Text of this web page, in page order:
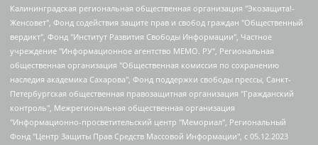
Калининградская региональная общественная организация "Экозащита!-Женсовет", Фонд содействия защите прав и свобод граждан "Общественный вердикт", Фонд "Институт Развития Свободы Информации", Частное учреждение "Информационное агентство МЕМО. РУ", Региональная общественная организация "Общественная комиссия по сохранению наследия академика Сахарова", Фонд поддержки свободы прессы, Санкт-Петербургская общественная правозащитная организация "Гражданский контроль", Межрегиональная общественная организация "Информационно-просветительский центр "Мемориал", Региональный Фонд "Центр Защиты Прав Средств Массовой Информации", с 05.12.2023 Фонд "Центр Защиты Прав Средств массовой информации", Региональная общественная благотворительная организация помощи беженцам и мигрантам "Гражданское содействие", Негосударственное образовательное учреждение дополнительного профессионального образования (повышение квалификации) специалистов "АКАДЕМИЯ ПО ПРАВАМ ЧЕЛОВЕКА", Свердловская региональная общественная организация "Сутяжник", Автономная некоммерческая организация "Центр независимых социологических исследований", Союз общественных объединений "Российский исследовательский центр по правам человека", Региональное общественное учреждение научно-информационный центр "МЕМОРИАЛ", Некоммерческая организация "Фонд защиты гласности", Автономная некоммерческая организация "Институт прав человека", Городская общественная организация "Екатеринбургское общество "МЕМОРИАЛ", Городская общественная организация "Рязанское историко-просветительское и правозащитное общество "Мемориал" (Рязанский Мемориал), Челябинский региональный орган общественной самодеятельности – женское общественное объединение "Женщины Евразии", Челябинский региональный орган общественной самодеятельности "Уральская правозащитная группа", Фонд содействия защите здоровья и социальной справедливости имени Андрея Рылькова, Автономная Некоммерческая Организация "Аналитический Центр Юрия Левады", Автономная некоммерческая организация социальной поддержки населения "Проект Апрель", Региональная общественная организация помощи женщинам и детям, находящимся в кризисной ситуации "Информационно-методический центр "Анна", Фонд содействия развитию массовых коммуникаций и правовому просвещению "Так-так-Так", Фонд содействия устойчивому развитию "Серебряная тайга", Свердловский региональный общественный фонд социальных проектов "Новое время", "Idel.Реалии", Кавказ.Реалии, Крым.Реалии, Телеканал Настоящее Время, Татаро-башкирская служба Радио Свобода (Azatliq Radiosi), Радио Свободная Европа/Радио Свобода (PCE/PC), "Сибирь.Реалии", "Фактограф", Благотворительный фонд помощи осужденным и их семьям, Автономная некоммерческая организация "Институт глобализации и социальных движений", Фонд "В защиту прав заключенных", Частное учреждение "Центр поддержки и содействия развитию средств массовой информации", Пензенский региональный общественный благотворительный фонд "Гражданский союз", "Север.Реалии", Некоммерческая организация Фонд "Правовая инициатива", Общество с ограниченной ответственностью "Радио Свободная Европа/Радио Свобода", Чешское информационное агентство "MEDIUM-ORIENT", Красноярская региональная общественная организация "Мы против СПИДа", Камалягин Денис Николаевич, Маркелов Сергей Евгеньевич, Пономарев Лев Александрович, Савицкая Людмила Алексеевна, Автономная некоммерческая организация "Центр по работе с проблемой насилия "НАСИЛИЮ.НЕТ", Межрегиональный профессиональный союз работников здравоохранения "Альянс врачей", Юридическое лицо, зарегистрированное в Латвийской Республике, SIA "Medusa Project" (регистрационный номер 40103797863, дата регистрации 10.06.2014), Некоммерческая организация "Фонд по борьбе с коррупцией", Автономная некоммерческая организация "Институт права и публичной политики", Баданин Роман Сергеевич, Гликин Максим Александрович, Железнова Мария Михайловна, Лукьянова Юлия Сергеевна, Маетная Елизавета Витальевна, Маняхин Петр Борисович, Чуракова Ольга Владимировна, Ярош Юлия Петровна, Юридическое лицо "The Insider SIA", зарегистрированное в Риге, Латвийская Республика (дата регистрации 26.06.2015), являющееся администратором доменного имени интернет-издания "The Insider SIA", https://theins.ru, Постернак Алексей Евгеньевич, Рубин Михаил Аркадьевич, Анин Роман Александрович, Юридическое лицо Istories fonds, зарегистрированное в Латвийской Республике (регистрационный номер 50008295751, дата регистрации 24.02.2020), Великовский Дмитрий Александрович, Долинина Ирина Николаевна, Мароховская Алеся Алексеевна, Шлейнов Роман Юрьевич, Шмагун Олеся Валентиновна, Общество с ограниченной ответственностью "Альтаир 2021", Общество с ограниченной ответственностью "Вега 2021", Общество с ограниченной ответственностью "Главный редактор 2021", Общество с ограниченной ответственностью "Ромашки монолит", Важенков Артем Валерьевич, Ивановская областная общественная организация "Центр гендерных исследований", Гурман Юрий Альбертович, Медиапроект "ОВД-Инфо", Егоров Владимир Владимирович, Жилинский Владимир Александрович, Общество с ограниченной ответственностью "ЗП", Иванова София Юрьевна, Карезина Инна Павловна, Кильтау Екатерина Викторовна, Петров Алексей Викторович, Пискунов Сергей Евгеньевич, Смирнов Сергей Сергеевич, Тихонов Михаил Сергеевич, Общество с ограниченной ответственностью "ЖУРНАЛИСТ-ИНОСТРАННЫЙ АГЕНТ", Арапова Галина Юрьевна, Вольтская Татьяна Анатольевна, Американская компания "Mason G.E.S. Anonymous Foundation" (США), являющаяся владельцем интернет-издания https://mnews.world/, Компания "Stichting Bellingcat", зарегистрированная в Нидерландах (дата регистрации 11.07.2018), Захаров Андрей Вячеславович, Клепиковская Екатерина Дмитриевна, Общество с ограниченной ответственностью "МЕМО", Перл Роман Александрович, Симонов Евгений Алексеевич, Соловьева Елена Анатольевна, Сотников Даниил Владимирович, Сурначева Елизавета Дмитриевна, Автономная некоммерческая организация по защите прав человека и информированию населения "Якутия – Наше Мнение", Общество с ограниченной ответственностью "Москоу диджитал медиа", с 26.01.2023 Общество с ограниченной ответственностью "Чайка Белые сады", Ветошкина Валерия Валерьевна, Заговора Максим Александрович, Межрегиональное общественное движение "Российская ЛГБТ - сеть", Оленичев Максим Владимирович, Павлов Иван Юрьевич, Скворцова Елена Сергеевна, Общество с ограниченной ответственностью "Как бы инагент", Кочетков Игорь Викторович, Общество с ограниченной ответственностью "Честные выборы", Еланчик Олег Александрович, Общество с ограниченной ответственностью "Нобелевский призыв", Гималова Регина Эмилевна, Григорьев Андрей Валерьевич, Григорьева Алина Александровна, Ассоциация по содействию защите прав призывников, альтернативнослужащих и военнослужащих "Правозащитная группа "Гражданин.Армия.Право", Хисамова Регина Фаритовна, Автономная некоммерческая организация по реализации социально-правовых программ "Лилит", Дальневосточное общественное движение "Маяк", Санкт-Петербургская ЛГБТ-инициативная группа "Выход", Инициативная группа ЛГБТ+ "Реверс", Алексеев Андрей Викторович, Бекбулатова Таисия Львовна, Беляев Иван Михайлович, Владыкина Елена Сергеевна, Гельман Марат Александрович, Никульшина Вероника Юрьевна, Толоконникова Надежда Андреевна, Шендерович Виктор Анатольевич, Общество с ограниченной ответственностью "Данное сообщение", Общество с ограниченной ответственностью Издательский дом "Новая глава", Айнбиндер Александра Александровна, Московский комьюнити-центр для ЛГБТ+инициатив, Благотворительный фонд развития филантропии, Deutsche Welle (Германия, Kurt-Schumacher-Strasse 3, 53113 Bonn), Борзунова Мария Михайловна, Воробьев Виктор Викторович, Голубева Анна Львовна, Константинова Алла Михайловна, Малкова Ирина Владимировна, Мурадов Мурад Абдулгалимович, Осетинская Елизавета Николаевна, Понасенков Евгений Николаевич, Ганапольский Матвей Юрьевич, Киселев Евгений Алексеевич, Борухович Ирина Григорьевна, Дремин Иван Тимофеевич, Дубровский Дмитрий Викторович, Красноярская региональная общественная организация поддержки и развития альтернативных образовательных технологий и межкультурных коммуникаций "ИНТЕРРА", Маяковская Екатерина Алексеевна, Фейгин Марк Захарович, Филимонов Андрей Викторович, Дзугкоева Регина Николаевна, Доброхотов Роман Александрович, Дудь Юрий Александрович, Елкин Сергей Владимирович, Кругликов Кирилл Игоревич, Сабунаева Мария Леонидовна, Семенов Алексей Владимирович, Шаинян Карен Багратович, Шульман Екатерина Михайловна, Асафьев Артур Валерьевич, Вахштайн Виктор Семенович, Венедиктов Алексей Алексеевич, Лушникова Екатерина Евгеньевна, Волков Леонид Михайлович, Невзоров Александр Глебович, Пархоменко Сергей Борисович, Сироткин Ярослав Николаевич, Кара-Мурза Владимир Владимирович, Баранова Наталья Владимировна, Гозман Леонид Яковлевич, Кагарлицкий Борис Юльевич, Климарев Михаил Валерьевич, Милов Владимир Станиславович, Автономная некоммерческая организация Краснодарский центр современного искусства "Типография", Моргенштерн Алишер Тагирович, Соболь Любовь Эдуардовна, Общество с ограниченной ответственностью "ЛИЗА НОРМ", Каспаров Гарри Кимович, Ходорковский Михаил Борисович, Общество с ограниченной ответственностью "Апрельские тезисы", Данилович Ирина Брониславовна, Кашин Олег Владимирович, Петров Николай Владимирович, Пивоваров Алексей Владимирович, Соколов Михаил Владимирович, Цветкова Юлия Владимировна, Чичваркин Евгений Александрович, Комитет против пыток/Команда против пыток, Общество с ограниченной ответственностью "Первый научный", Общество с ограниченной ответственностью "Вертолет и ко", Белоцерковская Вероника Борисовна, Кац Максим Евгеньевич, Лазарева Татьяна Юрьевна, Шаведдинов Руслан Табризович, Яшин Илья Валерьевич, Общество с ограниченной ответственностью "Иноагент ААВ", Алешковский Дмитрий Петрович, Альбац Евгения Марковна, Быков Дмитрий Львович, Галямина Юлия Евгеньевна, Лойко Сергей Леонидович, Мартынов Кирилл Константинович, Медведев Сергей Александрович, Крашенинников Федор Геннадиевич, Гордеева Катерина Вл